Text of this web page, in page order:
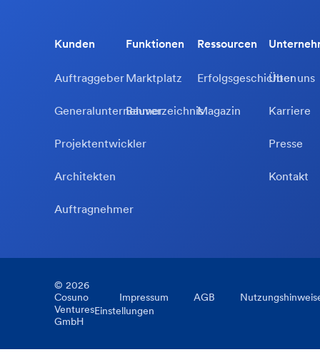
Kunden
Auftraggeber
Generalunternehmer
Projektentwickler
Architekten
Auftragnehmer
Funktionen
Marktplatz
Bauverzeichnis
Ressourcen
Erfolgsgeschichten
Magazin
Über uns
Karriere
Presse
Kontakt
© 2026
Cosuno
Ventures
GmbH
Impressum AGB
Einstellungen